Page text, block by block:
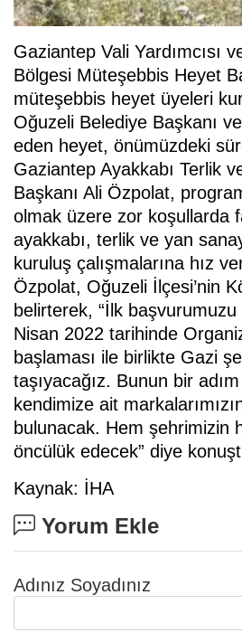
Gaziantep Vali Yardımcısı
Bölgesi Müteşebbis Heyet
müteşebbis heyet üyeleri
Oğuzeli Belediye Başkanı
eden heyet, önümüzdeki
Gaziantep Ayakkabı Terlik
Başkanı Ali Özpolat,
olmak üzere zor koşullarda
ayakkabı, terlik ve yan
kuruluş çalışmalarına hız
Özpolat, Oğuzeli İlçesi’nin
belirterek, “İlk başvurumuzu
Nisan 2022 tarihinde
başlaması ile birlikte Gazi
taşıyacağız. Bunun bir
kendimize ait
bulunacak. Hem şehrimizin
öncülük edecek” diye
Kaynak: İHA
Yorum Ekle
Adınız Soyadınız